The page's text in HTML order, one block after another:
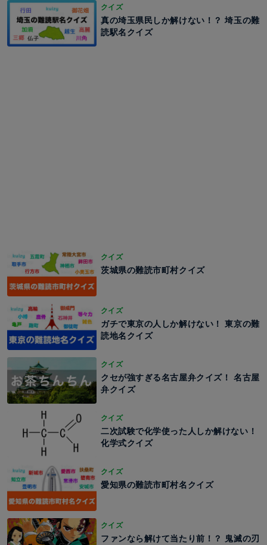
クイズ
真の埼玉県民しか解けない！？ 埼玉の難
読駅名クイズ
クイズ
茨城県の難読市町村クイズ
クイズ
ガチで東京の人しか解けない！ 東京の難
読地名クイズ
クイズ
クセが強すぎる名古屋弁クイズ！ 名古屋
弁クイズ
クイズ
二次試験で化学使った人しか解けない！
化学式クイズ
クイズ
愛知県の難読市町村名クイズ
クイズ
ファンなら解けて当たり前！？ 鬼滅の刃